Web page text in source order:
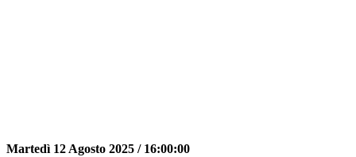
Martedì 12 Agosto 2025 / 16:00:00